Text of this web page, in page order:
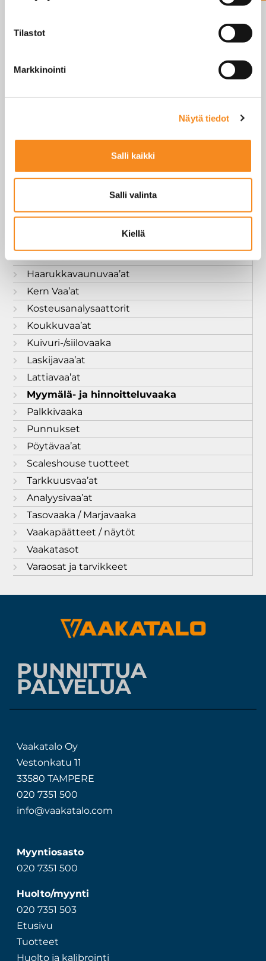
Tilastot
Markkinointi
Näytä tiedot
Salli kaikki
Salli valinta
Kiellä
Kauppa
Ajoneuvovaaka
Haarukkavaunuvaa’at
Kern Vaa’at
Kosteusanalysaattorit
Koukkuvaa’at
Kuivuri-/siilovaaka
Laskijavaa’at
Lattiavaa’at
Myymälä- ja hinnoitteluvaaka
Palkkivaaka
Punnukset
Pöytävaa’at
Scaleshouse tuotteet
Tarkkuusvaa’at
Analyysivaa’at
Tasovaaka / Marjavaaka
Vaakapäätteet / näytöt
Vaakatasot
Varaosat ja tarvikkeet
PUNNITTUA
PALVELUA
Vaakatalo Oy
Vestonkatu 11
33580 TAMPERE
020 7351 500
info@vaakatalo.com
Myyntiosasto
020 7351 500
Huolto/myynti
020 7351 503
Etusivu
Tuotteet
Huolto ja kalibrointi